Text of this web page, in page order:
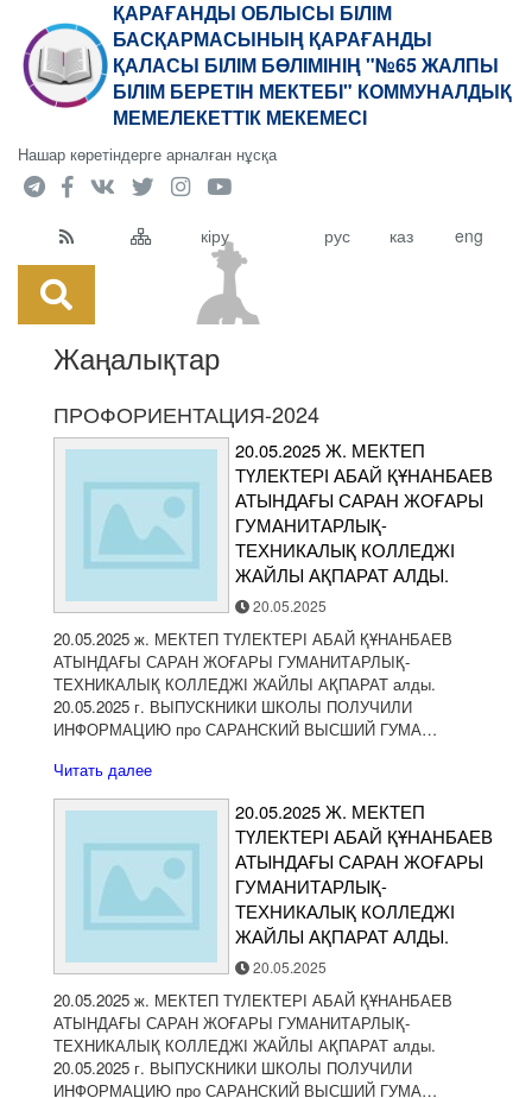
ҚАРАҒАНДЫ ОБЛЫСЫ БІЛІМ
БАСҚАРМАСЫНЫҢ ҚАРАҒАНДЫ
ҚАЛАСЫ БІЛІМ БӨЛІМІНІҢ "№65 ЖАЛПЫ
БІЛІМ БЕРЕТІН МЕКТЕБІ" КОММУНАЛДЫҚ
МЕМЕЛЕКЕТТІК МЕКЕМЕСІ
Нашар көретіндерге арналған нұсқа
кіру рус каз eng
Жаңалықтар
ПРОФОРИЕНТАЦИЯ-2024
20.05.2025 Ж. МЕКТЕП
ТҮЛЕКТЕРІ АБАЙ ҚҰНАНБАЕВ
АТЫНДАҒЫ САРАН ЖОҒАРЫ
ГУМАНИТАРЛЫҚ-
ТЕХНИКАЛЫҚ КОЛЛЕДЖІ
ЖАЙЛЫ АҚПАРАТ АЛДЫ.
20.05.2025
20.05.2025 ж. МЕКТЕП ТҮЛЕКТЕРІ АБАЙ ҚҰНАНБАЕВ
АТЫНДАҒЫ САРАН ЖОҒАРЫ ГУМАНИТАРЛЫҚ-
ТЕХНИКАЛЫҚ КОЛЛЕДЖІ ЖАЙЛЫ АҚПАРАТ алды.
20.05.2025 г. ВЫПУСКНИКИ ШКОЛЫ ПОЛУЧИЛИ
ИНФОРМАЦИЮ про САРАНСКИЙ ВЫСШИЙ ГУМА…
Читать далее
20.05.2025 Ж. МЕКТЕП
ТҮЛЕКТЕРІ АБАЙ ҚҰНАНБАЕВ
АТЫНДАҒЫ САРАН ЖОҒАРЫ
ГУМАНИТАРЛЫҚ-
ТЕХНИКАЛЫҚ КОЛЛЕДЖІ
ЖАЙЛЫ АҚПАРАТ АЛДЫ.
20.05.2025
20.05.2025 ж. МЕКТЕП ТҮЛЕКТЕРІ АБАЙ ҚҰНАНБАЕВ
АТЫНДАҒЫ САРАН ЖОҒАРЫ ГУМАНИТАРЛЫҚ-
ТЕХНИКАЛЫҚ КОЛЛЕДЖІ ЖАЙЛЫ АҚПАРАТ алды.
20.05.2025 г. ВЫПУСКНИКИ ШКОЛЫ ПОЛУЧИЛИ
ИНФОРМАЦИЮ про САРАНСКИЙ ВЫСШИЙ ГУМА…